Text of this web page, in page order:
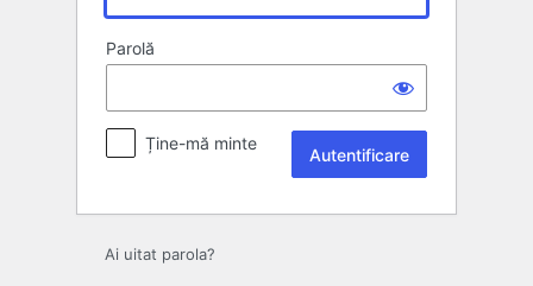
Parolă
Ține-mă minte
Ai uitat parola?